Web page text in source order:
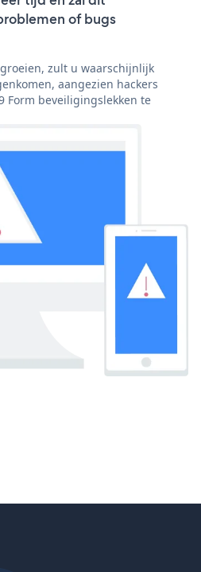
of bugs
zult u waarschijnlijk
aangezien hackers
Form beveiligingslekken te